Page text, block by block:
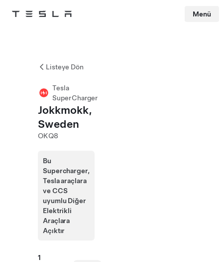
Tesla Menü
Listeye Dön
Tesla
SuperCharger
Jokkmokk,
Sweden
OKQ8
Bu
Supercharger,
Tesla araçlara
ve CCS
uyumlu Diğer
Elektrikli
Araçlara
Açıktır
1